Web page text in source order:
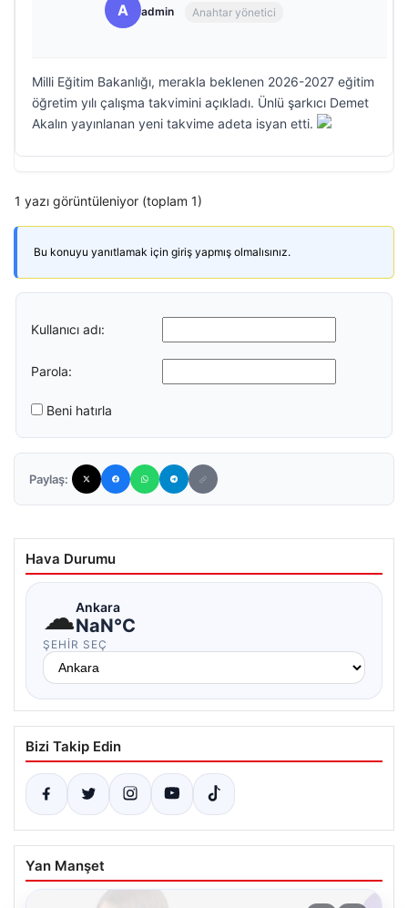
A admin Anahtar yönetici
Milli Eğitim Bakanlığı, merakla beklenen 2026-2027 eğitim
öğretim yılı çalışma takvimini açıkladı. Ünlü şarkıcı Demet
Akalın yayınlanan yeni takvime adeta isyan etti.
1 yazı görüntüleniyor (toplam 1)
Bu konuyu yanıtlamak için giriş yapmış olmalısınız.
Kullanıcı adı:
Parola:
Beni hatırla
Paylaş:
Hava Durumu
☁Ankara
NaN°C
ŞEHIR SEÇ
Bizi Takip Edin
Yan Manşet